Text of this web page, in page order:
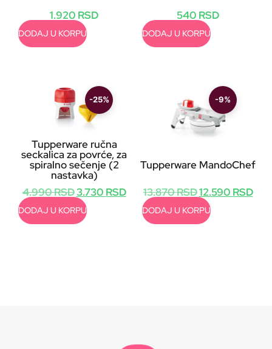
1.920 RSD
DODAJ U KORPU
540 RSD
DODAJ U KORPU
-25%
Tupperware ručna
seckalica za povrće, za
spiralno sečenje (2
nastavka)
4.990RSD3.730 RSD
DODAJ U KORPU
-9%
Tupperware MandoChef
13.870RSD12.590 RSD
DODAJ U KORPU